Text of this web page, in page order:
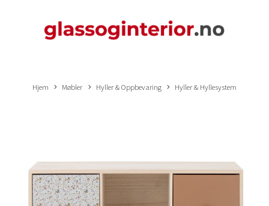
Hjem Møbler Hyller & Oppbevaring Hyller & Hyllesystem